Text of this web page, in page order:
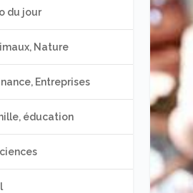
du jour
Nature
Entreprises
éducation